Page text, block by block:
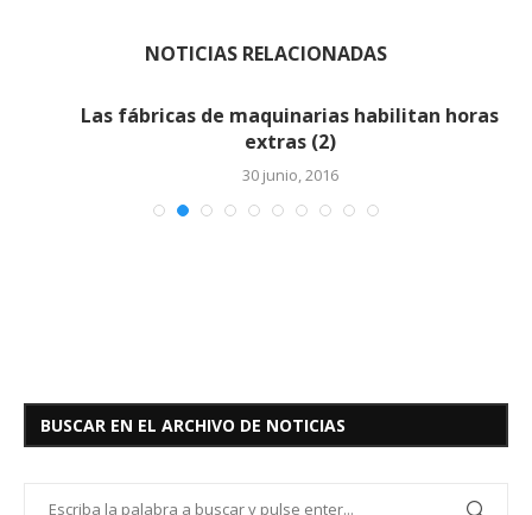
NOTICIAS RELACIONADAS
Las fábricas de maquinarias habilitan horas
extras (2)
30 junio, 2016
BUSCAR EN EL ARCHIVO DE NOTICIAS